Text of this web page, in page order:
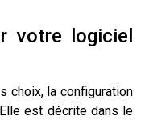
votre logiciel
choix, la configuration
est décrite dans le